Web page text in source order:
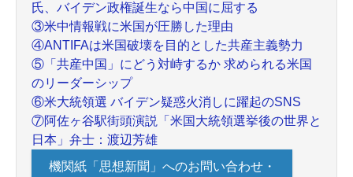
氏、バイデン政権誕生なら中国に屈する
③米中情報戦に米国が圧勝した理由
④ANTIFAは米国破壊を目的とした共産主義勢力
⑤「共産中国」にどう対峙するか 求められる米国
のリーダーシップ
⑥米大統領選 バイデン疑惑火消しに躍起のSNS
⑦阿佐ヶ谷駅街頭演説「米国大統領選挙後の世界と
日本」弁士：渡辺芳雄
機関紙「思想新聞」へのお問い合わせ・